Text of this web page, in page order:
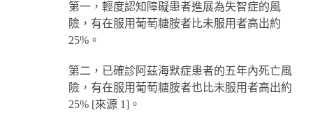
第一，輕度認知障礙患者進展為失智症的風
險，有在服用葡萄糖胺者比未服用者高出約
25%。
第二，已確診阿茲海默症患者的五年內死亡風
險，有在服用葡萄糖胺者也比未服用者高出約
25% [來源 1]。